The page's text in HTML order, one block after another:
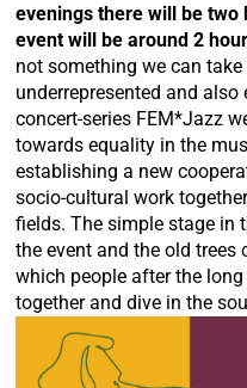
evenings there will be two
event will be around 2
not something we can
underrepresented and
concert-series FEM*Jazz
towards equality in the
establishing a new
socio-cultural work
fields. The simple stage in
the event and the old trees
which people after the
together and dive in the